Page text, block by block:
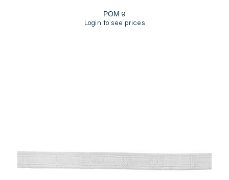
ΡΟΜ 9
Login to see prices